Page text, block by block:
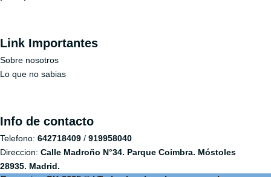
Link Importantes
Sobre nosotros
Lo que no sabias
Info de contacto
Telefono: 642718409 / 919958040
Direccion: ​ Calle Madroño N°34. Parque Coimbra. Móstoles
28935. Madrid.